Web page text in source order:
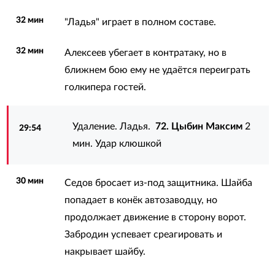
32 мин "Ладья" играет в полном составе.
32 мин
Алексеев убегает в контратаку, но в
ближнем бою ему не удаётся переиграть
голкипера гостей.
29:54 Удаление. Ладья.72. Цыбин Максим 2
мин. Удар клюшкой
30 мин
Седов бросает из-под защитника. Шайба
попадает в конёк автозаводцу, но
продолжает движение в сторону ворот.
Забродин успевает среагировать и
накрывает шайбу.